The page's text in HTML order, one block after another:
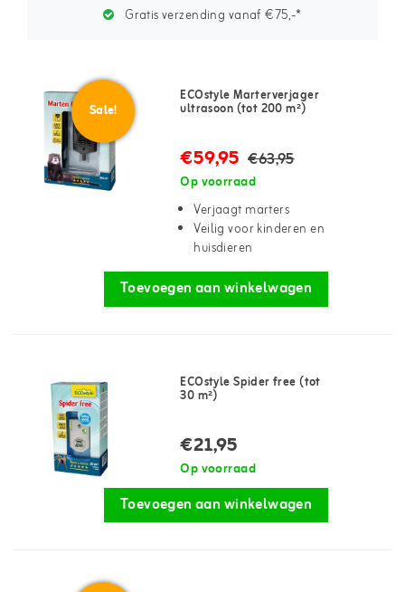
Gratis verzending vanaf €75,-*
Sale!
ECOstyle Marterverjager
ultrasoon (tot 200 m²)
€59,95 €63,95
Op voorraad
Verjaagt marters
Veilig voor kinderen en
huisdieren
Toevoegen aan winkelwagen
ECOstyle Spider free (tot
30 m²)
€21,95
Op voorraad
Toevoegen aan winkelwagen